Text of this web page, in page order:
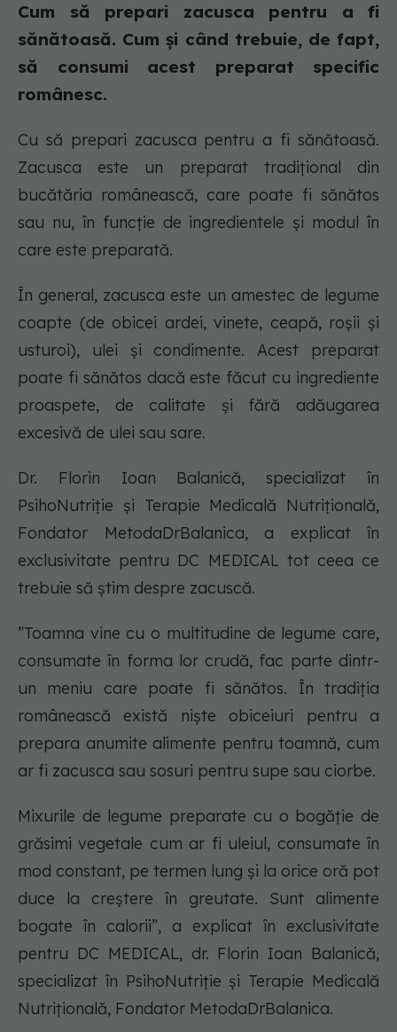
Cum să prepari zacusca pentru a fi
sănătoasă. Cum și când trebuie, de fapt,
să consumi acest preparat specific
românesc.
Cu să prepari zacusca pentru a fi sănătoasă.
Zacusca este un preparat tradițional din
bucătăria românească, care poate fi sănătos
sau nu, în funcție de ingredientele și modul în
care este preparată.
În general, zacusca este un amestec de legume
coapte (de obicei ardei, vinete, ceapă, roșii și
usturoi), ulei și condimente. Acest preparat
poate fi sănătos dacă este făcut cu ingrediente
proaspete, de calitate și fără adăugarea
excesivă de ulei sau sare.
Dr. Florin Ioan Balanică, specializat în
PsihoNutriție și Terapie Medicală Nutrițională,
Fondator MetodaDrBalanica, a explicat în
exclusivitate pentru DC MEDICAL tot ceea ce
trebuie să știm despre zacuscă.
”Toamna vine cu o multitudine de legume care,
consumate în forma lor crudă, fac parte dintr-
un meniu care poate fi sănătos. În tradiția
românească există niște obiceiuri pentru a
prepara anumite alimente pentru toamnă, cum
ar fi zacusca sau sosuri pentru supe sau ciorbe.
Mixurile de legume preparate cu o bogăție de
grăsimi vegetale cum ar fi uleiul, consumate în
mod constant, pe termen lung și la orice oră pot
duce la creștere în greutate. Sunt alimente
bogate în calorii”, a explicat în exclusivitate
pentru DC MEDICAL, dr. Florin Ioan Balanică,
specializat în PsihoNutriție și Terapie Medicală
Nutrițională, Fondator MetodaDrBalanica.